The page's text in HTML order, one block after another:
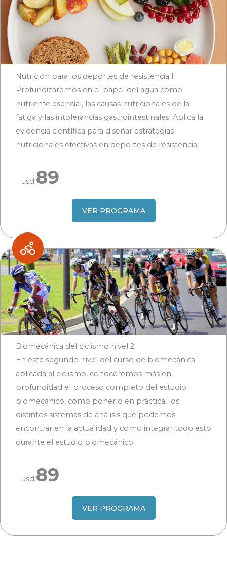
Nutrición para los deportes de resistencia II
Profundizaremos en el papel del agua como
nutriente esencial, las causas nutricionales de la
fatiga y las intolerancias gastrointestinales. Aplicá la
evidencia científica para diseñar estrategias
nutricionales efectivas en deportes de resistencia.
usd 89
VER PROGRAMA
Biomecánica del ciclismo nivel 2
En este segundo nivel del curso de biomecánica
aplicada al ciclismo, conoceremos más en
profundidad el proceso completo del estudio
biomecánico, como ponerlo en práctica, los
distintos sistemas de análisis que podemos
encontrar en la actualidad y como integrar todo esto
durante el estudio biomecánico.
usd 89
VER PROGRAMA